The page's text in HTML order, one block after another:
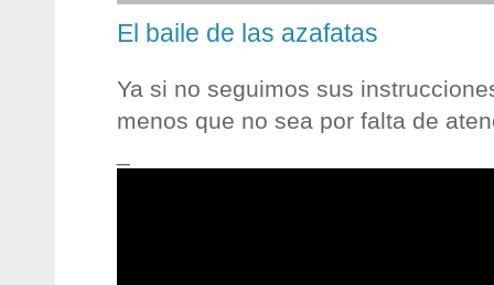
El baile de las azafatas
Ya si no seguimos sus
menos que no sea por falta de